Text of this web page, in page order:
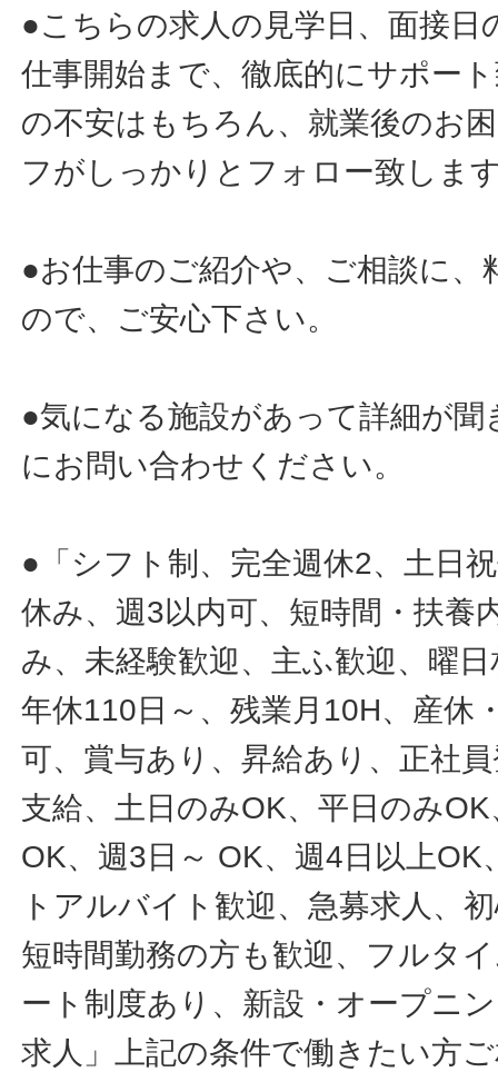
●こちらの求人の見学日、面接日
仕事開始まで、徹底的にサポー
の不安はもちろん、就業後のお
フがしっかりとフォロー致しま
●お仕事のご紹介や、ご相談に
ので、ご安心下さい。
●気になる施設があって詳細が
にお問い合わせください。
●「シフト制、完全週休2、土日
休み、週3以内可、短時間・扶養
み、未経験歓迎、主ふ歓迎、曜
年休110日～、残業月10H、産休
可、賞与あり、昇給あり、正社
支給、土日のみOK、平日のみ
OK、週3日～ OK、週4日以上
トアルバイト歓迎、急募求人、
短時間勤務の方も歓迎、フルタ
ート制度あり、新設・オープニ
求人」上記の条件で働きたい方